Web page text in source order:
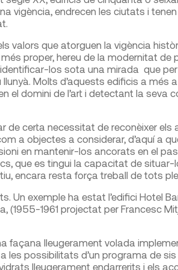
vigència, endrecen les ciutats i
valors que atorguen la vigència
proper, hereu de la modernitat de
los sota una mirada que
Molts d’aquests edificis a més
domini de l’art i detectant la seva
de certa necessitat de reconèixer els
a objectes a considerar, d’aquí a
en mantenir-los ancorats en el
que es tingui la capacitat de situar-
encara resta força treball de tots
exemple ha estat l’edifici Hotel
(1955-1961 projectat per Francesc
façana lleugerament volada
les possibilitats d’un programa de
lleugerament endarrerits i els